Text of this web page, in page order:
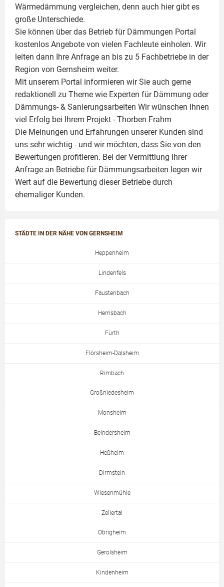
Wärmedämmung vergleichen, denn auch hier gibt es
große Unterschiede.
Sie können über das Betrieb für Dämmungen Portal
kostenlos Angebote von vielen Fachleute einholen. Wir
leiten dann Ihre Anfrage an bis zu 5 Fachbetriebe in der
Region von Gernsheim weiter.
Mit unserem Portal informieren wir Sie auch gerne
redaktionell zu Theme wie Experten für Dämmung oder
Dämmungs- & Sanierungsarbeiten Wir wünschen Ihnen
viel Erfolg bei Ihrem Projekt - Thorben Frahm
Die Meinungen und Erfahrungen unserer Kunden sind
uns sehr wichtig - und wir möchten, dass Sie von den
Bewertungen profitieren. Bei der Vermittlung Ihrer
Anfrage an Betriebe für Dämmungsarbeiten legen wir
Wert auf die Bewertung dieser Betriebe durch
ehemaliger Kunden.
STÄDTE IN DER NÄHE VON GERNSHEIM
Heppenheim
Lindenfels
Faustenbach
Hemsbach
Fürth
Flörsheim-Dalsheim
Rimbach
Großniedesheim
Monsheim
Beindersheim
Heßheim
Dirmstein
Wiesenmühle
Zellertal
Obrigheim
Gerolsheim
Kindenheim